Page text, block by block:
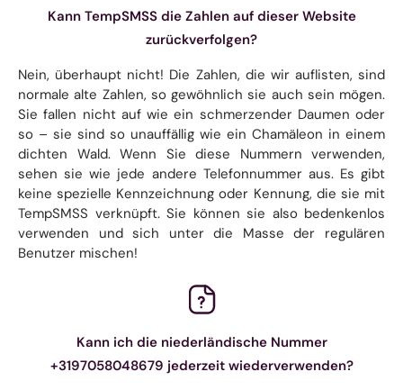
Kann TempSMSS die Zahlen auf dieser Website
zurückverfolgen?
Nein, überhaupt nicht! Die Zahlen, die wir auflisten, sind
normale alte Zahlen, so gewöhnlich sie auch sein mögen.
Sie fallen nicht auf wie ein schmerzender Daumen oder
so – sie sind so unauffällig wie ein Chamäleon in einem
dichten Wald. Wenn Sie diese Nummern verwenden,
sehen sie wie jede andere Telefonnummer aus. Es gibt
keine spezielle Kennzeichnung oder Kennung, die sie mit
TempSMSS verknüpft. Sie können sie also bedenkenlos
verwenden und sich unter die Masse der regulären
Benutzer mischen!
Kann ich die niederländische Nummer
+3197058048679 jederzeit wiederverwenden?